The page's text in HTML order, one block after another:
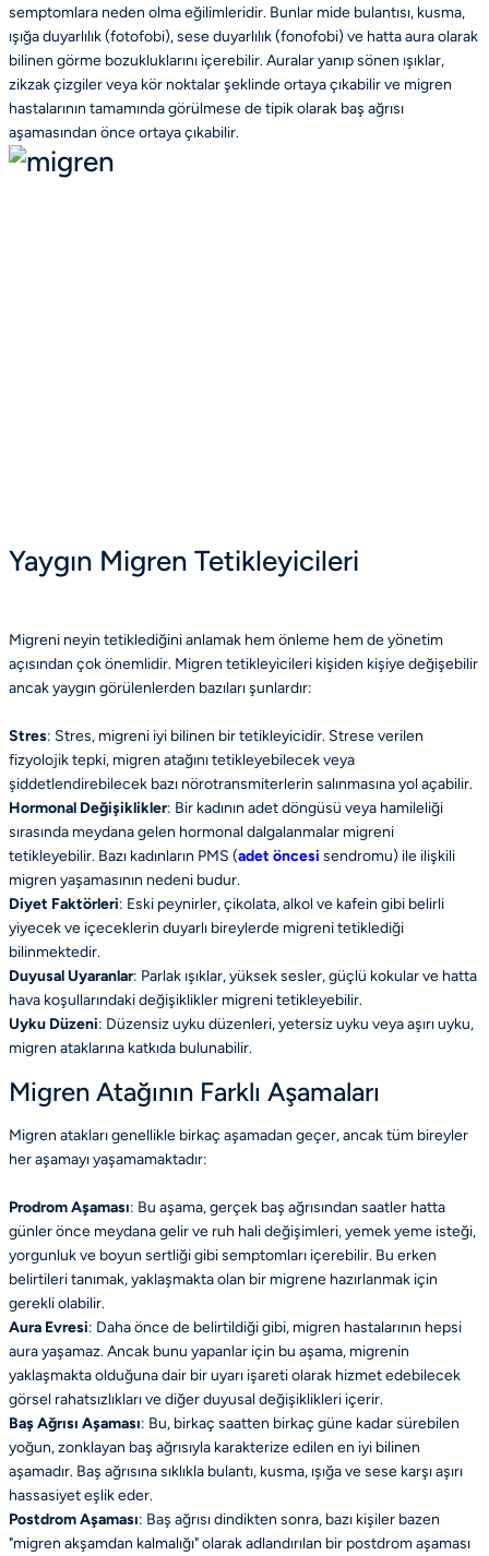
semptomlara neden olma eğilimleridir. Bunlar mide bulantısı, kusma,
ışığa duyarlılık (fotofobi), sese duyarlılık (fonofobi) ve hatta aura olarak
bilinen görme bozukluklarını içerebilir. Auralar yanıp sönen ışıklar,
zikzak çizgiler veya kör noktalar şeklinde ortaya çıkabilir ve migren
hastalarının tamamında görülmese de tipik olarak baş ağrısı
aşamasından önce ortaya çıkabilir.
Yaygın Migren Tetikleyicileri
Migreni neyin tetiklediğini anlamak hem önleme hem de yönetim
açısından çok önemlidir. Migren tetikleyicileri kişiden kişiye değişebilir
ancak yaygın görülenlerden bazıları şunlardır:
Stres: Stres, migreni iyi bilinen bir tetikleyicidir. Strese verilen
fizyolojik tepki, migren atağını tetikleyebilecek veya
şiddetlendirebilecek bazı nörotransmiterlerin salınmasına yol açabilir.
Hormonal Değişiklikler: Bir kadının adet döngüsü veya hamileliği
sırasında meydana gelen hormonal dalgalanmalar migreni
tetikleyebilir. Bazı kadınların PMS (adet öncesi sendromu) ile ilişkili
migren yaşamasının nedeni budur.
Diyet Faktörleri: Eski peynirler, çikolata, alkol ve kafein gibi belirli
yiyecek ve içeceklerin duyarlı bireylerde migreni tetiklediği
bilinmektedir.
Duyusal Uyaranlar: Parlak ışıklar, yüksek sesler, güçlü kokular ve hatta
hava koşullarındaki değişiklikler migreni tetikleyebilir.
Uyku Düzeni: Düzensiz uyku düzenleri, yetersiz uyku veya aşırı uyku,
migren ataklarına katkıda bulunabilir.
Migren Atağının Farklı Aşamaları
Migren atakları genellikle birkaç aşamadan geçer, ancak tüm bireyler
her aşamayı yaşamamaktadır:
Prodrom Aşaması: Bu aşama, gerçek baş ağrısından saatler hatta
günler önce meydana gelir ve ruh hali değişimleri, yemek yeme isteği,
yorgunluk ve boyun sertliği gibi semptomları içerebilir. Bu erken
belirtileri tanımak, yaklaşmakta olan bir migrene hazırlanmak için
gerekli olabilir.
Aura Evresi: Daha önce de belirtildiği gibi, migren hastalarının hepsi
aura yaşamaz. Ancak bunu yapanlar için bu aşama, migrenin
yaklaşmakta olduğuna dair bir uyarı işareti olarak hizmet edebilecek
görsel rahatsızlıkları ve diğer duyusal değişiklikleri içerir.
Baş Ağrısı Aşaması: Bu, birkaç saatten birkaç güne kadar sürebilen
yoğun, zonklayan baş ağrısıyla karakterize edilen en iyi bilinen
aşamadır. Baş ağrısına sıklıkla bulantı, kusma, ışığa ve sese karşı aşırı
hassasiyet eşlik eder.
Postdrom Aşaması: Baş ağrısı dindikten sonra, bazı kişiler bazen
"migren akşamdan kalmalığı" olarak adlandırılan bir postdrom aşaması